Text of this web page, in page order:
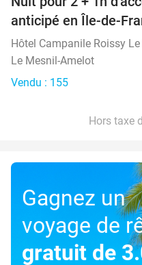
anticipé en Île-de-
Hôtel Campanile Roissy
Le Mesnil-Amelot
Vendu : 155
Hors taxe
Gagnez un
voyage de
gratuit de